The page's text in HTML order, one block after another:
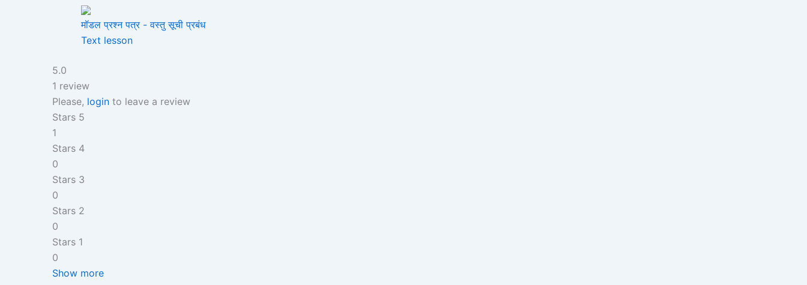
मॉडल प्रश्न पत्र - वस्तु सूची प्रबंध
Text lesson
5.0
1 review
Please, login to leave a review
Stars 5
1
Stars 4
0
Stars 3
0
Stars 2
0
Stars 1
0
Show more